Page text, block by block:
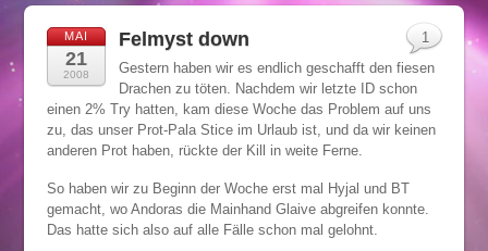
MAI
21
2008
Felmyst down
Gestern haben wir es endlich geschafft den fiesen
Drachen zu töten. Nachdem wir letzte ID schon
einen 2% Try hatten, kam diese Woche das Problem auf uns
zu, das unser Prot-Pala Stice im Urlaub ist, und da wir keinen
anderen Prot haben, rückte der Kill in weite Ferne.
So haben wir zu Beginn der Woche erst mal Hyjal und BT
gemacht, wo Andoras die Mainhand Glaive abgreifen konnte.
Das hatte sich also auf alle Fälle schon mal gelohnt.
1